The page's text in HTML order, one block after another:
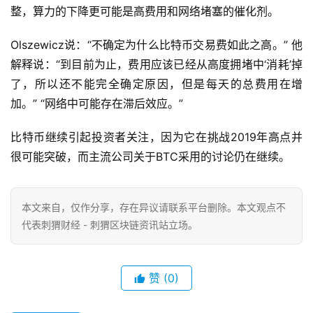
整，算力的下降更可能是高费用和网络堵塞的催化剂。
Olszewicz说：“不确定为什么比特币交易费如此之高。” 他
解释说：“到目前为止，费用应该已经从高度拥堵中‘消耗’掉
了，所以还不能完全确定原因，但是每天的总费用在增
加。” “网络中可能存在滞后效应。”
比特币继续引起投资者关注，因为它在挑战2019年高点并
很可能突破，而主流公司关于BTC采用的讨论仍在继续。
本文来自 ，仅作分享，存在异议请联系平台删除。本文观点不
代表刺猬财经 - 刺猬区块链资讯站立场。
赞 (0)